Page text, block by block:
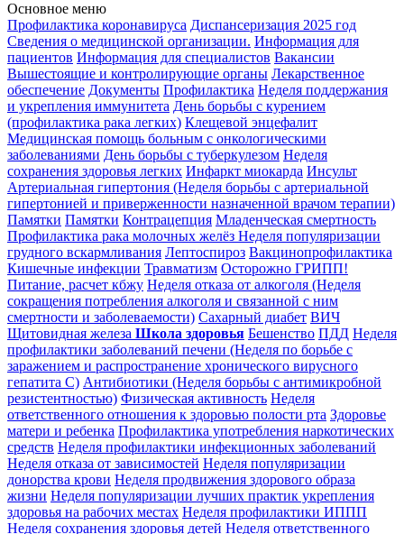
Основное меню
Профилактика коронавируса Диспансеризация 2025 год
Сведения о медицинской организации. Информация для
пациентов Информация для специалистов Вакансии
Вышестоящие и контролирующие органы Лекарственное
обеспечение Документы Профилактика Неделя поддержания
и укрепления иммунитета День борьбы с курением
(профилактика рака легких) Клещевой энцефалит
Медицинская помощь больным с онкологическими
заболеваниями День борьбы с туберкулезом Неделя
сохранения здоровья легких Инфаркт миокарда Инсульт
Артериальная гипертония (Неделя борьбы с артериальной
гипертонией и приверженности назначенной врачом терапии)
Памятки Памятки Контрацепция Младенческая смертность
Профилактика рака молочных желёз Неделя популяризации
грудного вскармливания Лептоспироз Вакцинопрофилактика
Кишечные инфекции Травматизм Осторожно ГРИПП!
Питание, расчет кбжу Неделя отказа от алкоголя (Неделя
сокращения потребления алкоголя и связанной с ним
смертности и заболеваемости) Сахарный диабет ВИЧ
Щитовидная железа Школа здоровья Бешенство ПДД Неделя
профилактики заболеваний печени (Неделя по борьбе с
заражением и распространение хронического вирусного
гепатита С) Антибиотики (Неделя борьбы с антимикробной
резистентностью) Физическая активность Неделя
ответственного отношения к здоровью полости рта Здоровье
матери и ребенка Профилактика употребления наркотических
средств Неделя профилактики инфекционных заболеваний
Неделя отказа от зависимостей Неделя популяризации
донорства крови Неделя продвижения здорового образа
жизни Неделя популяризации лучших практик укрепления
здоровья на рабочих местах Неделя профилактики ИППП
Неделя сохранения здоровья детей Неделя ответственного